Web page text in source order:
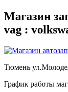
Магазин
vag :
Тюмень
График работы